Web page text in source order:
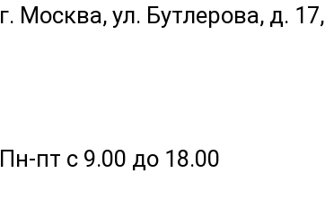
г. Москва, ул. Бутлерова, д.
Пн-пт с 9.00 до 18.00